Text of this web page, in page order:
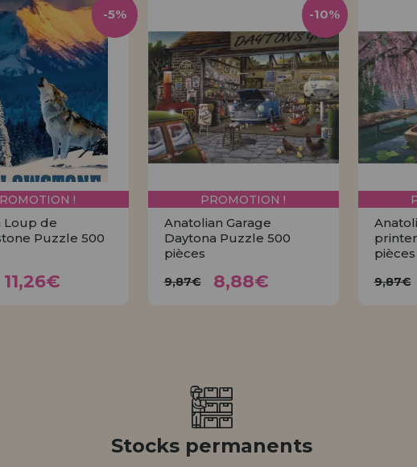
!
Loup de
Puzzle 500
11,26€
-5%
PROMOTION !
Anatolian Garage
Daytona Puzzle 500
pièces
9,87€ 8,88€
-10%
pièces
9,87€
Stocks permanents